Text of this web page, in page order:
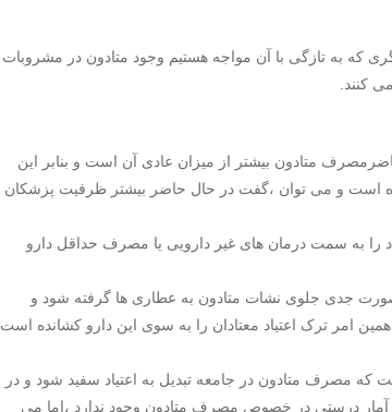
که به تازگی با آن مواجه هستیم وجود متادون در مشروبات
کنند.
متادون بیشتر از میزان عادی آن است و بنابر این
است و می توان ،گفت در حال حاضر بیشتر ظرفیت پزشکان
را به سمت درمان های غیر دارویی یا مصرف حداقل دارو
صورت جدی جلوی نشات متادون به عطاری ها گرفته شود و
امر ترک اعتیاد معتادان را به سوی این دارو کشانده است
مصرف متادون در جامعه تبدیل به اعتیاد سفید شود و در
درستی در خصوص مصرف متادون وجود ندارد ،اما می